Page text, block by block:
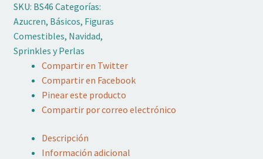
Temas
Marcas
OFERTAS
Mi cuenta
Lista de deseos
200g
Azucren
cantidad
SKU: BS46 Categorías:
Azucren, Básicos, Figuras
Comestibles, Navidad,
Sprinkles y Perlas
Compartir en Twitter
Compartir en Facebook
Pinear este producto
Compartir por correo electrónico
Descripción
Información adicional